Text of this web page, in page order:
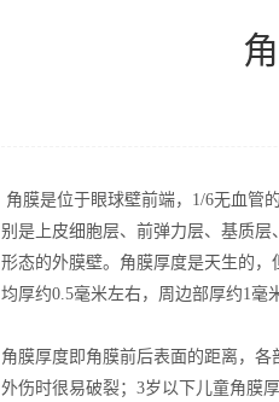
角膜是位于眼球壁前端，1/6无血管
别是上皮细胞层、前弹力层、基质
形态的外膜壁。角膜厚度是天生的
均厚约0.5毫米左右，周边部厚约1毫
角膜厚度即角膜前后表面的距离，
外伤时很易破裂；3岁以下儿童角膜